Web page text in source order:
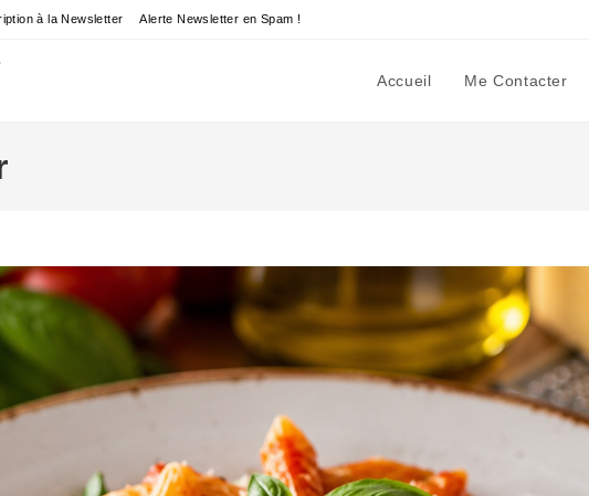
à la Newsletter Alerte Newsletter en Spam !
Accueil Me Contacter